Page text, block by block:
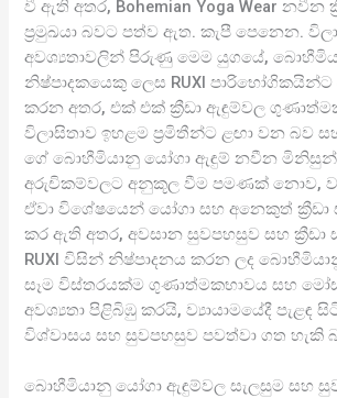
වී ඇති අතර, Bohemian Yoga Wear නවීන
ප්‍රමුඛයා බවට පත්ව ඇත. කැපී පෙනෙන.
අවශ්‍යතාවලින් පිරුණු මෙම යුගයේ,
නිෂ්පාදකයෙකු ලෙස RUXI පාරිභෝගිකයින්ට
කරන අතර, එක් එක් ක්‍රීඩා ඇඳුම්වල
විලාසිතාව ඉහළම ප්‍රමිතීන්ට ළඟා වන බව
ගේ බොහීමියානු යෝගා ඇඳුම් නවීන
අරුචිකම්වලට අනුකූල වීම පමණක් නොව,
ඒවා විශේෂයෙන් යෝගා සහ අනෙකුත් ක්‍රීඩා
කර ඇති අතර, අවසාන සුවපහසුව සහ ක්‍රීඩා
RUXI විසින් නිෂ්පාදනය කරන ලද
සෑම විස්තරයක්ම ගුණාත්මකභාවය සහ
අවශ්‍යතා පිළිබිඹු කරයි, ව්‍යායාමයේදී පැළඳ
විශ්වාසය සහ සුවපහසුව පවත්වා ගත හැකි
බොහීමියානු යෝගා ඇඳුම්වල සැලසුම සහ